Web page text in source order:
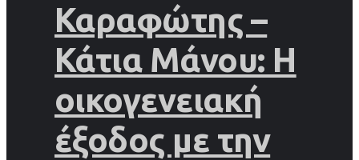
Καραφώτης –
Κάτια Μάνου: Η
οικογενειακή
έξοδος με την